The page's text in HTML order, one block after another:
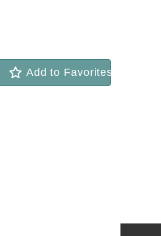
Add to Favorites